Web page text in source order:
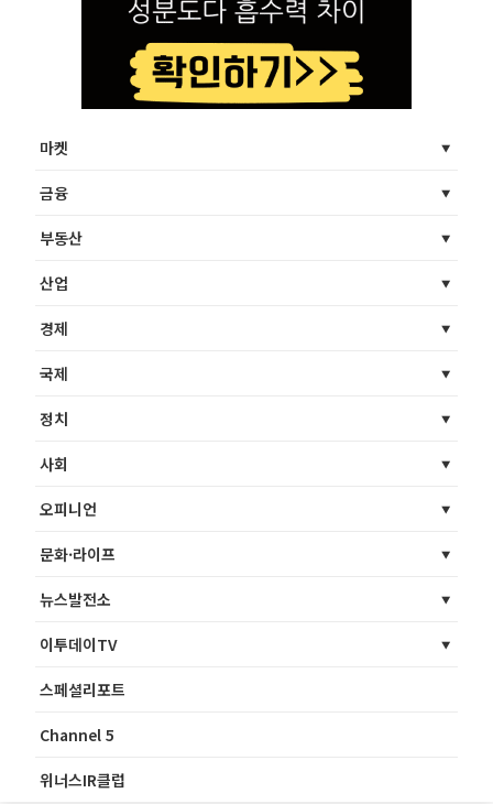
마켓
금융
부동산
산업
경제
국제
정치
사회
오피니언
문화·라이프
뉴스발전소
이투데이TV
스페셜리포트
Channel 5
위너스IR클럽